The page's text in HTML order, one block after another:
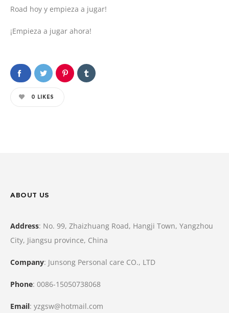
Road hoy y empieza a jugar!
¡Empieza a jugar ahora!
0 LIKES
ABOUT US
Address: No. 99, Zhaizhuang Road, Hangji Town, Yangzhou
City, Jiangsu province, China
Company: Junsong Personal care CO., LTD
Phone: 0086-15050738068
Email: yzgsw@hotmail.com